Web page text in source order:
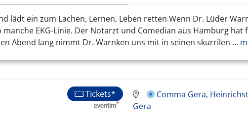
lädt ein zum Lachen, Lernen, Leben retten.Wenn Dr. Lüder
EKG-Linie. Der Notarzt und Comedian aus Hamburg hat
Abend lang nimmt Dr. Warnken uns mit in seinen skurrilen ...
Tickets*
Comma Gera,
Gera